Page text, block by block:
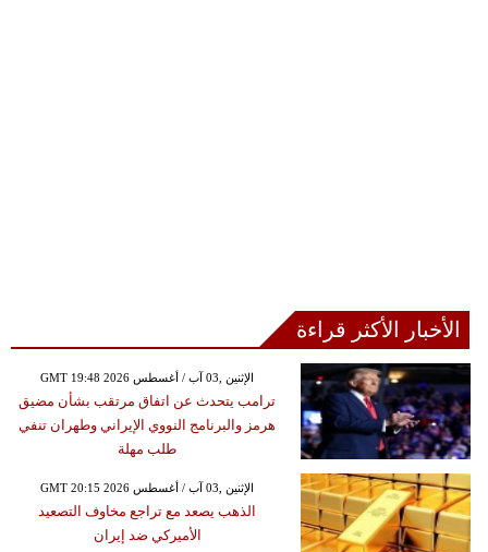
الأخبار الأكثر قراءة
GMT 19:48 2026 الإثنين ,03 آب / أغسطس
ترامب يتحدث عن اتفاق مرتقب بشأن مضيق
هرمز والبرنامج النووي الإيراني وطهران تنفي
طلب مهلة
GMT 20:15 2026 الإثنين ,03 آب / أغسطس
الذهب يصعد مع تراجع مخاوف التصعيد
الأميركي ضد إيران